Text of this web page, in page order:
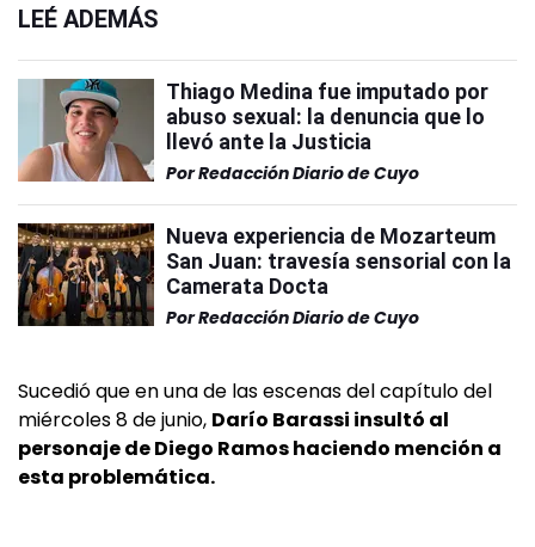
LEÉ ADEMÁS
Thiago Medina fue imputado por
abuso sexual: la denuncia que lo
llevó ante la Justicia
PorRedacción Diario de Cuyo
Nueva experiencia de Mozarteum
San Juan: travesía sensorial con la
Camerata Docta
PorRedacción Diario de Cuyo
Sucedió que en una de las escenas del capítulo del
miércoles 8 de junio, Darío Barassi insultó al
personaje de Diego Ramos haciendo mención a
esta problemática.